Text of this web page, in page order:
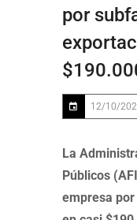
por
12/10/
La
Públicos
empresa